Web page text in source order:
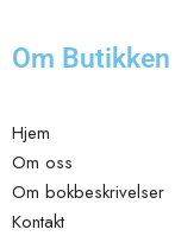
Om Butikken
Hjem
Om oss
Om bokbeskrivelser
Kontakt